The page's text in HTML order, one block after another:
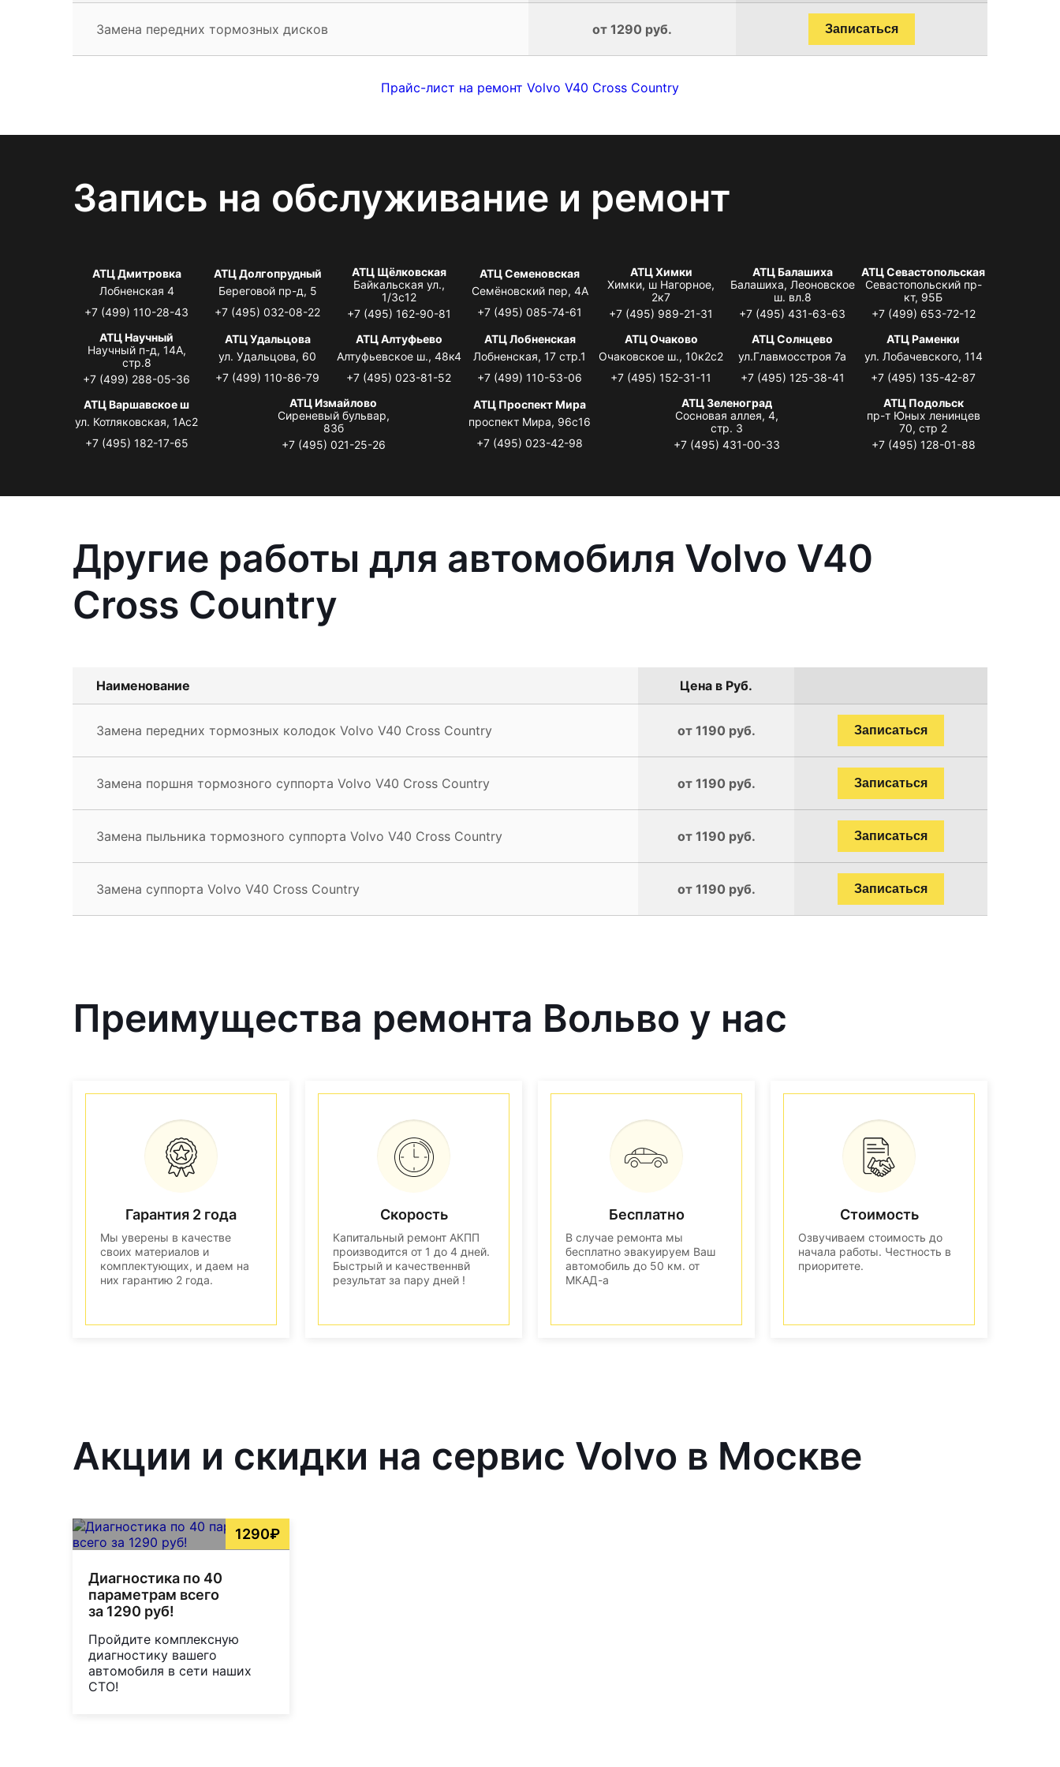
Замена передних тормозных дисков от 1290 руб. Записаться
Прайс-лист на ремонт Volvo V40 Cross Country
Запись на обслуживание и ремонт
АТЦ Дмитровка
Лобненская 4
+7 (499) 110-28-43
АТЦ Долгопрудный
Береговой пр-д, 5
+7 (495) 032-08-22
АТЦ Щёлковская
Байкальская ул.,
1/3с12
+7 (495) 162-90-81
АТЦ Семеновская
Семёновский пер, 4А
+7 (495) 085-74-61
АТЦ Химки
Химки, ш Нагорное,
2к7
+7 (495) 989-21-31
АТЦ Балашиха
Балашиха, Леоновское
ш. вл.8
+7 (495) 431-63-63
АТЦ Севастопольская
Севастопольский пр-
кт, 95Б
+7 (499) 653-72-12
АТЦ Научный
Научный п-д, 14А,
стр.8
+7 (499) 288-05-36
АТЦ Удальцова
ул. Удальцова, 60
+7 (499) 110-86-79
АТЦ Алтуфьево
Алтуфьевское ш., 48к4
+7 (495) 023-81-52
АТЦ Лобненская
Лобненская, 17 стр.1
+7 (499) 110-53-06
АТЦ Очаково
Очаковское ш., 10к2с2
+7 (495) 152-31-11
АТЦ Солнцево
ул.Главмосстроя 7а
+7 (495) 125-38-41
АТЦ Раменки
ул. Лобачевского, 114
+7 (495) 135-42-87
АТЦ Варшавское ш
ул. Котляковская, 1Ас2
+7 (495) 182-17-65
АТЦ Измайлово
Сиреневый бульвар,
83б
+7 (495) 021-25-26
АТЦ Проспект Мира
проспект Мира, 96с16
+7 (495) 023-42-98
АТЦ Зеленоград
Сосновая аллея, 4,
стр. 3
+7 (495) 431-00-33
АТЦ Подольск
пр-т Юных ленинцев
70, стр 2
+7 (495) 128-01-88
Другие работы для автомобиля Volvo V40
Cross Country
Наименование Цена в Руб.
Замена передних тормозных колодок Volvo V40 Cross Country от 1190 руб. Записаться
Замена поршня тормозного суппорта Volvo V40 Cross Country от 1190 руб. Записаться
Замена пыльника тормозного суппорта Volvo V40 Cross Country от 1190 руб. Записаться
Замена суппорта Volvo V40 Cross Country от 1190 руб. Записаться
Преимущества ремонта Вольво у нас
Гарантия 2 года
Мы уверены в качестве
своих материалов и
комплектующих, и даем на
них гарантию 2 года.
Скорость
Капитальный ремонт АКПП
производится от 1 до 4 дней.
Быстрый и качественнвй
результат за пару дней !
Бесплатно
В случае ремонта мы
бесплатно эвакуируем Ваш
автомобиль до 50 км. от
МКАД-а
Стоимость
Озвучиваем стоимость до
начала работы. Честность в
приоритете.
Акции и скидки на сервис Volvo в Москве
1290₽
Диагностика по 40
параметрам всего
за 1290 руб!
Пройдите комплексную
диагностику вашего
автомобиля в сети наших
СТО!